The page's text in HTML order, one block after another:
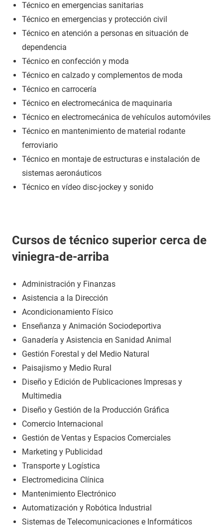
Técnico en emergencias sanitarias
Técnico en emergencias y protección civil
Técnico en atención a personas en situación de
dependencia
Técnico en confección y moda
Técnico en calzado y complementos de moda
Técnico en carrocería
Técnico en electromecánica de maquinaria
Técnico en electromecánica de vehículos automóviles
Técnico en mantenimiento de material rodante
ferroviario
Técnico en montaje de estructuras e instalación de
sistemas aeronáuticos
Técnico en vídeo disc-jockey y sonido
Cursos de técnico superior cerca de
viniegra-de-arriba
Administración y Finanzas
Asistencia a la Dirección
Acondicionamiento Físico
Enseñanza y Animación Sociodeportiva
Ganadería y Asistencia en Sanidad Animal
Gestión Forestal y del Medio Natural
Paisajismo y Medio Rural
Diseño y Edición de Publicaciones Impresas y
Multimedia
Diseño y Gestión de la Producción Gráfica
Comercio Internacional
Gestión de Ventas y Espacios Comerciales
Marketing y Publicidad
Transporte y Logística
Electromedicina Clínica
Mantenimiento Electrónico
Automatización y Robótica Industrial
Sistemas de Telecomunicaciones e Informáticos